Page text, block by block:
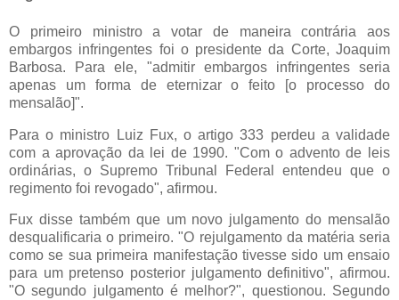
O primeiro ministro a votar de maneira contrária aos
embargos infringentes foi o presidente da Corte, Joaquim
Barbosa. Para ele, "admitir embargos infringentes seria
apenas um forma de eternizar o feito [o processo do
mensalão]".
Para o ministro Luiz Fux, o artigo 333 perdeu a validade
com a aprovação da lei de 1990. "Com o advento de leis
ordinárias, o Supremo Tribunal Federal entendeu que o
regimento foi revogado", afirmou.
Fux disse também que um novo julgamento do mensalão
desqualificaria o primeiro. "O rejulgamento da matéria seria
como se sua primeira manifestação tivesse sido um ensaio
para um pretenso posterior julgamento definitivo", afirmou.
"O segundo julgamento é melhor?", questionou. Segundo